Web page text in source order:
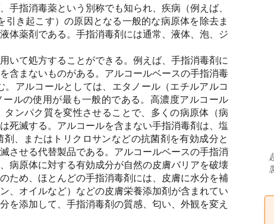
指消毒薬という別称でも知られ、疾病（例えば、
き起こす）の原因となる一般的な病原体を除去ま
体薬剤である。手指消毒剤には通常、液体、泡、ジ
いて処方することができる。例えば、手指消毒剤に
含まないものがある。アルコールベースの手指消毒
アルコールとしては、エタノール（エチルアルコ
ルの使用が最も一般的である。高濃度アルコール
タンパク質を変性させることで、多くの病原体（病
死滅する。アルコールを含まない手指消毒剤は、塩
、またはトリクロサンなどの抗菌剤を有効成分と
させる代替製品である。アルコールベースの手指消
病原体に対する有効成分が自然の皮膚バリアを破壊
ため、ほとんどの手指消毒剤には、皮膚に水分を補
、オイルなど）などの皮膚栄養添加剤が含まれてい
を添加して、手指消毒剤の質感、匂い、外観を変え